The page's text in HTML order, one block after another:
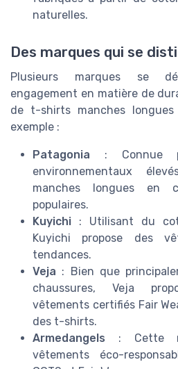
naturelles.
Des marques qui se
Plusieurs marques se
engagement en matière de
de t-shirts manches longues
exemple :
Patagonia : Connue
environnementaux
manches longues en
populaires.
Kuyichi : Utilisant du
Kuyichi propose des
tendances.
Veja : Bien que
chaussures, Veja
vêtements certifiés Fair
des t-shirts.
Armedangels : Cette
vêtements éco-